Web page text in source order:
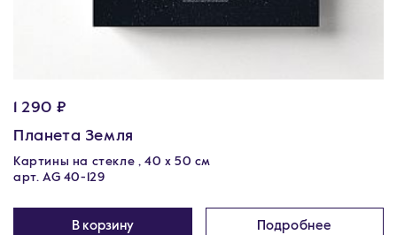
1 290 ₽
Планета Земля
Картины на стекле , 40 х 50 см
арт. AG 40-129
В корзину Подробнее